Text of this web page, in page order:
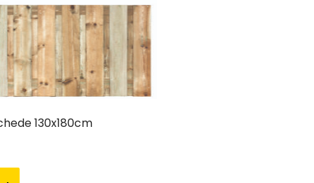
130x180cm